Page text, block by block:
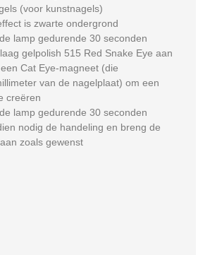
(voor kunstnagels)
is zwarte ondergrond
lamp gedurende 30 seconden
gelpolish 515 Red Snake Eye aan
Cat Eye-magneet (die
van de nagelplaat) om een
creëren
lamp gedurende 30 seconden
nodig de handeling en breng de
zoals gewenst